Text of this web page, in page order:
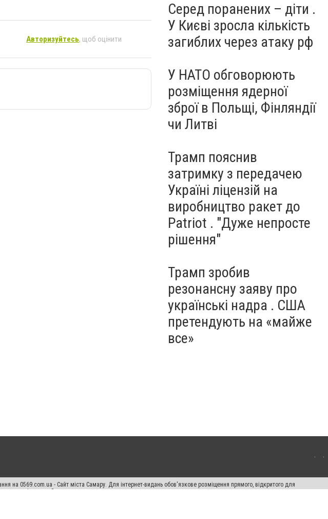
Авторизуйтесь, щоб оцінити
Серед поранених – діти .
У Києві зросла кількість
загиблих через атаку рф
У НАТО обговорюють
розміщення ядерної
зброї в Польщі, Фінляндії
чи Литві
Трамп пояснив
затримку з передачею
Україні ліцензій на
виробництво ракет до
Patriot . "Дуже непросте
рішення"
Трамп зробив
резонансну заяву про
українські надра . США
претендують на «майже
все»
на 0569.com.ua - Сайт міста Самару. Для інтернет-видань обов'язкове розміщення прямого, відкритого для
переслідується Законом.